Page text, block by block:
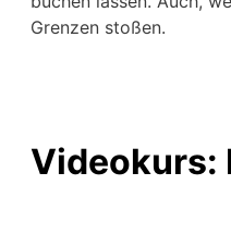
Grenzen stoßen.
Videokurs: